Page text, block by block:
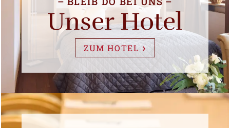
Unser Hotel
ZUM HOTEL